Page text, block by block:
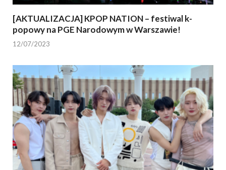
[AKTUALIZACJA] KPOP NATION – festiwal k-
popowy na PGE Narodowym w Warszawie!
12/07/2023